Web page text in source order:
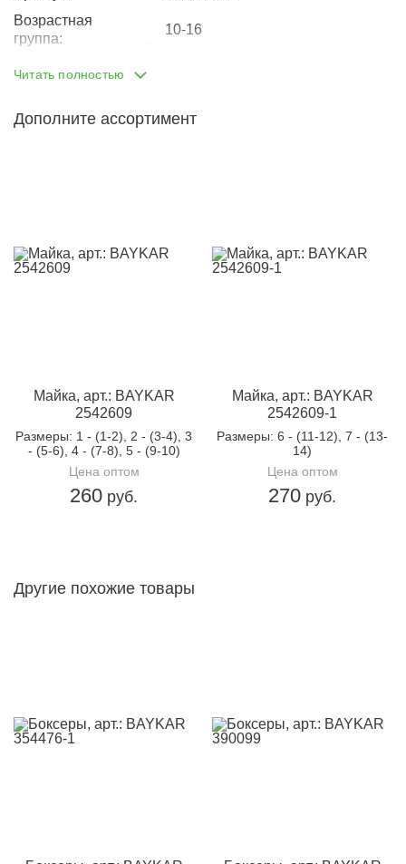
Возрастная
группа:
10-16
Возраст от:
11
Размеры:
6 - (11-12)
Читать полностью
Дополните ассортимент
Майка, арт.: BAYKAR
2542609
Размеры: 1 - (1-2), 2 - (3-4), 3
- (5-6), 4 - (7-8), 5 - (9-10)
Цена оптом
260 руб.
Майка, арт.: BAYKAR
2542609-1
Размеры: 6 - (11-12), 7 - (13-
14)
Цена оптом
270 руб.
Другие похожие товары